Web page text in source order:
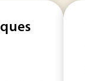
généralement